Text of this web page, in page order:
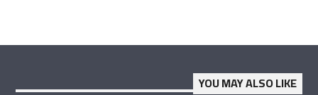
YOU MAY ALSO LIKE